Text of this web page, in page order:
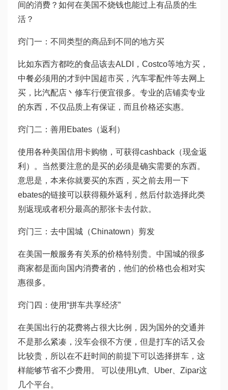
间的消费？如何在美国不烧钱也能过上有品质的生
活？
窍门一：不同类型的商品到不同的地方买
比如东西方都吃的食品该去ALDI，Costco等地方买，
中餐必须用的才到中国超市买，汽车零配件等去网上
买，比汽配店丶修车行便宜很多。专业的店铺卖专业
的东西，不仅品质上有保证，而且价格还实惠。
窍门二：善用Ebates（返利）
使用各种美国信用卡购物，可获得cashback（现金返
利）。当然要注意的是买的必须是确实需要的东西。
意思是，本来你就要买的东西，买之前去用一下
ebates的链接可以获得额外返利，然后付款选择此类
别返现或者积分最高的那张卡去付款。
窍门三：去中国城（Chinatown）剪发
在美国一般服务有关系的价格特别贵。中国城的很多
商家都是面向国内消费者的，他们的价格也会相对实
惠很多。
窍门四：使用“拼车共享经济”
在美国出行的花费将占很大比例，因为国外的交通并
不是那么紧凑，没车会很不方便，但是打车的话又会
比较贵，所以在不赶时间的前提下可以选择拼车，这
样能够节省不少费用。 可以使用Lyft、Uber、Zipar这
几个平台。